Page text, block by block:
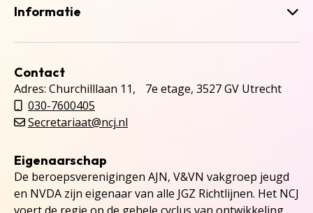
Informatie
Contact
Adres: Churchilllaan 11, 7e etage, 3527 GV Utrecht
030-7600405
Secretariaat@ncj.nl
Eigenaarschap
De beroepsverenigingen AJN, V&VN vakgroep jeugd
en NVDA zijn eigenaar van alle JGZ Richtlijnen. Het NCJ